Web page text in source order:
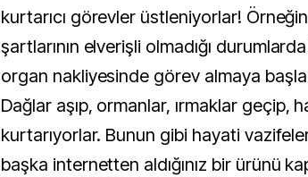
kurtarıcı görevler üstleniyorlar!
şartlarının elverişli olmadığı
organ nakliyesinde görev almaya
Dağlar aşıp, ormanlar, ırmaklar geçip,
kurtarıyorlar. Bunun gibi hayati
başka internetten aldığınız bir ürünü